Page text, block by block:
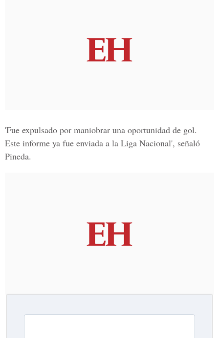
'Fue expulsado por maniobrar una oportunidad de gol.
Este informe ya fue enviada a la Liga Nacional', señaló
Pineda.